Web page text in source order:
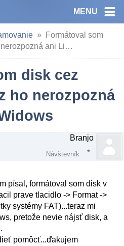
MENU
Formátoval som
ani Li…
disk cez
ho nerozpozná
Branjo
Návštevník
písal, formátoval som disk v
prave tlacidlo -> Format ->
systémy FAT)...teraz mi
pretože nevie nájsť disk, a
pomôcť...ďakujem